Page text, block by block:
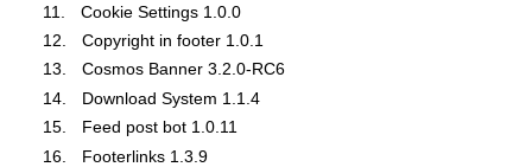
Cookie Settings 1.0.0
Copyright in footer 1.0.1
Cosmos Banner 3.2.0-RC6
Download System 1.1.4
Feed post bot 1.0.11
Footerlinks 1.3.9